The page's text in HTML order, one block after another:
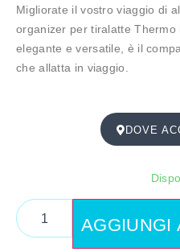
Migliorate il vostro viaggio di
organizer per tiralatte Thermo
elegante e versatile, è il
che allatta in viaggio.
DOVE
AGGIUNGI